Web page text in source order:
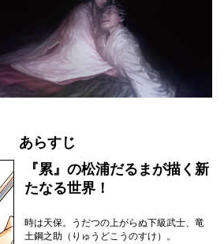
あらすじ
『累』の松浦だるまが描く新
たなる世界！
時は天保。うだつの上がらぬ下級武士、竜
土鋼之助（りゅうどこうのすけ）。